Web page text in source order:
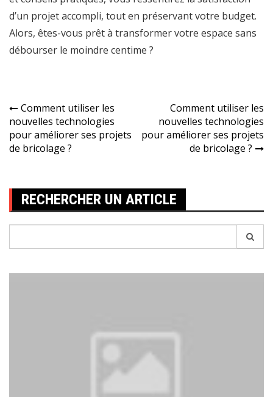
d’un projet accompli, tout en préservant votre budget.
Alors, êtes-vous prêt à transformer votre espace sans
débourser le moindre centime ?
Navigation
de
l’article
Comment utiliser les
nouvelles technologies
pour améliorer ses projets
de bricolage ?
Comment utiliser les
nouvelles technologies
pour améliorer ses projets
de bricolage ?
RECHERCHER UN ARTICLE